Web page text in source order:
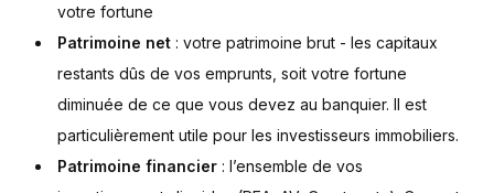
votre fortune
Patrimoine net : votre patrimoine brut - les capitaux
restants dûs de vos emprunts, soit votre fortune
diminuée de ce que vous devez au banquier. Il est
particulièrement utile pour les investisseurs immobiliers.
Patrimoine financier : l’ensemble de vos